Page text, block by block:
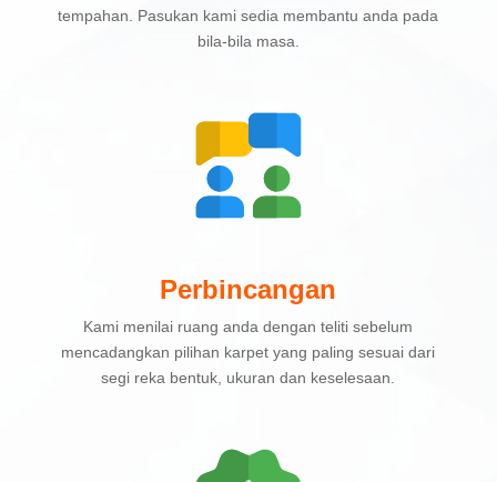
tempahan. Pasukan kami sedia membantu anda pada
bila-bila masa.
Perbincangan
Kami menilai ruang anda dengan teliti sebelum
mencadangkan pilihan karpet yang paling sesuai dari
segi reka bentuk, ukuran dan keselesaan.